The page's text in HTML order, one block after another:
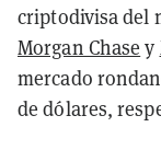
criptodivisa del
Morgan Chase y
mercado
de dólares,